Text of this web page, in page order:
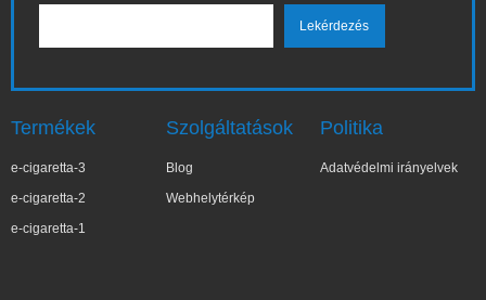
Termékek
e-cigaretta-3
e-cigaretta-2
e-cigaretta-1
Szolgáltatások
Blog
Webhelytérkép
Politika
Adatvédelmi irányelvek